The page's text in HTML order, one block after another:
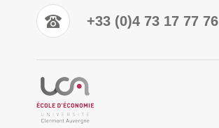
+33 (0)4 73 17 77 76